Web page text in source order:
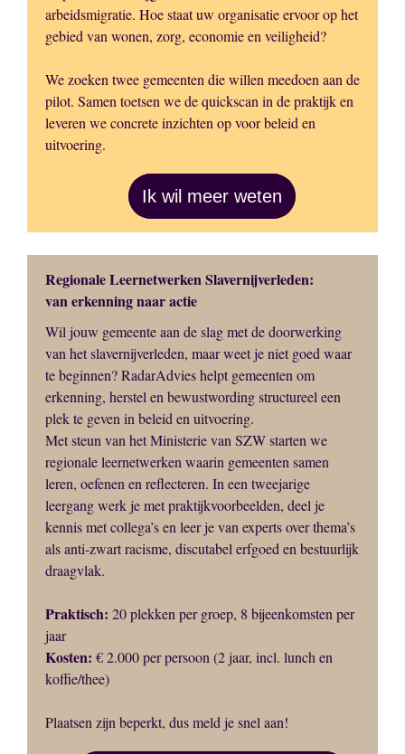
arbeidsmigratie. Hoe staat uw organisatie ervoor op het
gebied van wonen, zorg, economie en veiligheid?
We zoeken twee gemeenten die willen meedoen aan de
pilot. Samen toetsen we de quickscan in de praktijk en
leveren we concrete inzichten op voor beleid en
uitvoering.
Ik wil meer weten
Regionale Leernetwerken Slavernijverleden:
van erkenning naar actie
Wil jouw gemeente aan de slag met de doorwerking
van het slavernijverleden, maar weet je niet goed waar
te beginnen? RadarAdvies helpt gemeenten om
erkenning, herstel en bewustwording structureel een
plek te geven in beleid en uitvoering.
Met steun van het Ministerie van SZW starten we
regionale leernetwerken waarin gemeenten samen
leren, oefenen en reflecteren. In een tweejarige
leergang werk je met praktijkvoorbeelden, deel je
kennis met collega’s en leer je van experts over thema’s
als anti-zwart racisme, discutabel erfgoed en bestuurlijk
draagvlak.
Praktisch: 20 plekken per groep, 8 bijeenkomsten per
jaar
Kosten: € 2.000 per persoon (2 jaar, incl. lunch en
koffie/thee)
Plaatsen zijn beperkt, dus meld je snel aan!